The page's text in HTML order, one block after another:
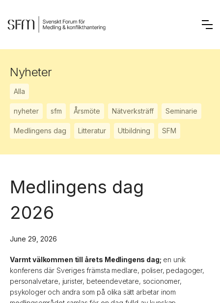
Nyheter
Alla
nyheter sfm Årsmöte Nätverksträff Seminarie
Medlingens dag Litteratur Utbildning SFM
Medlingens dag
2026
June 29, 2026
Varmt välkommen till årets Medlingens dag; en unik
konferens där Sveriges främsta medlare, poliser, pedagoger,
personalvetare, jurister, beteendevetare, socionomer,
psykologer och andra som på olika sätt arbetar inom